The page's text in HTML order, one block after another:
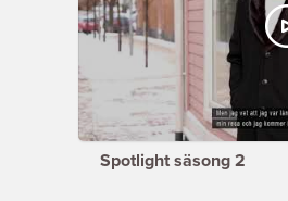
Spotlight säsong 2